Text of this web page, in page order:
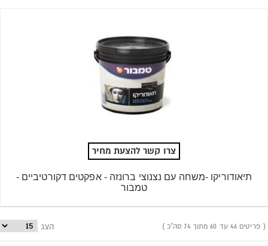
צרו קשר להצעת מחיר
תיאודוריקו -משחה עם נצנוצי ברונזה - אפקטים דקורטיביים -
טמבור
פריטים 46 עד 60 מתוך 74 סה"כ הצג